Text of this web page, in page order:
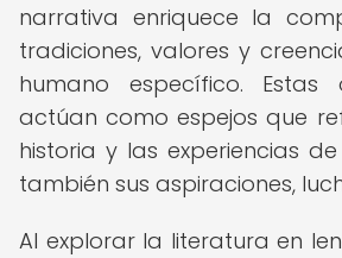
narrativa enriquece la
tradiciones, valores y
humano específico. Estas
actúan como espejos que
historia y las experiencias
también sus aspiraciones,
Al explorar la literatura en